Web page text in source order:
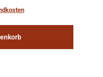
diesen